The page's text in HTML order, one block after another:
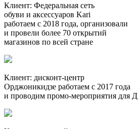
Клиент: Федеральная сеть
обуви и аксессуаров Kari
работаем с 2018 года, организовали
и провели более 70 открытий
магазинов по всей стране
Клиент: дисконт-центр
Орджоникидзе работаем с 2017 года
и проводим промо-мероприятия для